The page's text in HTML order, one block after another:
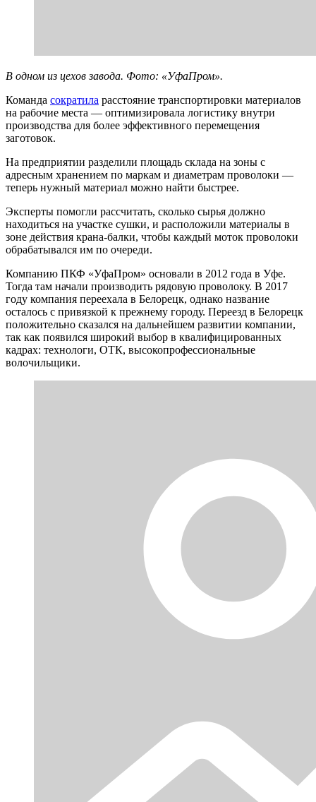
В одном из цехов завода. Фото: «УфаПром».
Команда сократила расстояние транспортировки материалов
на рабочие места — оптимизировала логистику внутри
производства для более эффективного перемещения
заготовок.
На предприятии разделили площадь склада на зоны с
адресным хранением по маркам и диаметрам проволоки —
теперь нужный материал можно найти быстрее.
Эксперты помогли рассчитать, сколько сырья должно
находиться на участке сушки, и расположили материалы в
зоне действия крана-балки, чтобы каждый моток проволоки
обрабатывался им по очереди.
Компанию ПКФ «УфаПром» основали в 2012 года в Уфе.
Тогда там начали производить рядовую проволоку. В 2017
году компания переехала в Белорецк, однако название
осталось с привязкой к прежнему городу. Переезд в Белорецк
положительно сказался на дальнейшем развитии компании,
так как появился широкий выбор в квалифицированных
кадрах: технологи, ОТК, высокопрофессиональные
волочильщики.